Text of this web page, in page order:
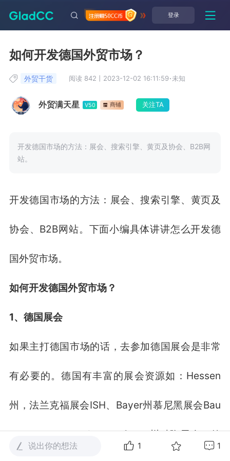
登录
如何开发德国外贸市场？
外贸满天星 V50 商铺 关注TA
外贸干货 阅读 842 2023-12-02 16:11:59·未知
开发德国市场的方法：展会、搜索引擎、黄页及协会、B2B网
站。
开发德国市场的方法：展会、搜索引擎、黄页及
协会、B2B网站。下面小编具体讲讲怎么开发德
国外贸市场。
如何开发德国外贸市场？
1、德国展会
如果主打德国市场的话，去参加德国展会是非常
有必要的。德国有丰富的展会资源如：Hessen
州，法兰克福展会ISH、Bayer州慕尼黑展会Bau
messe、Nordrhein-Westfallen州科隆展会、德
说出你的想法 1 1